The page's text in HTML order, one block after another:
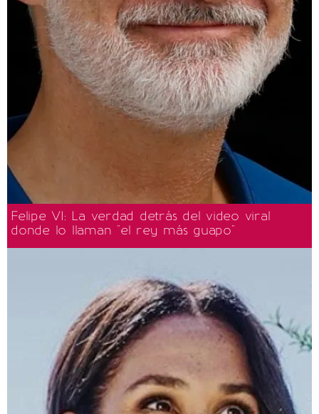
Felipe VI: La verdad detrás del video viral
donde lo llaman "el rey más guapo"